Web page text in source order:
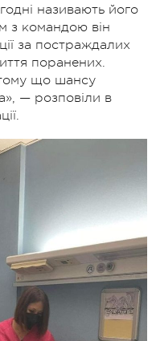
називають його
з командою він
за постраждалих
поранених.
що шансу
— розповіли в